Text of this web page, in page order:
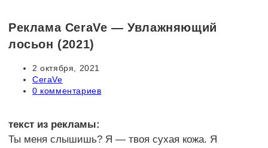
Реклама CeraVe — Увлажняющий
лосьон (2021)
Запись
опубликована:
2 октября, 2021
Рубрика
записи:
CeraVe
Комментарии
0 комментариев
текст из рекламы:
Ты меня слышишь? Я — твоя сухая кожа. Я